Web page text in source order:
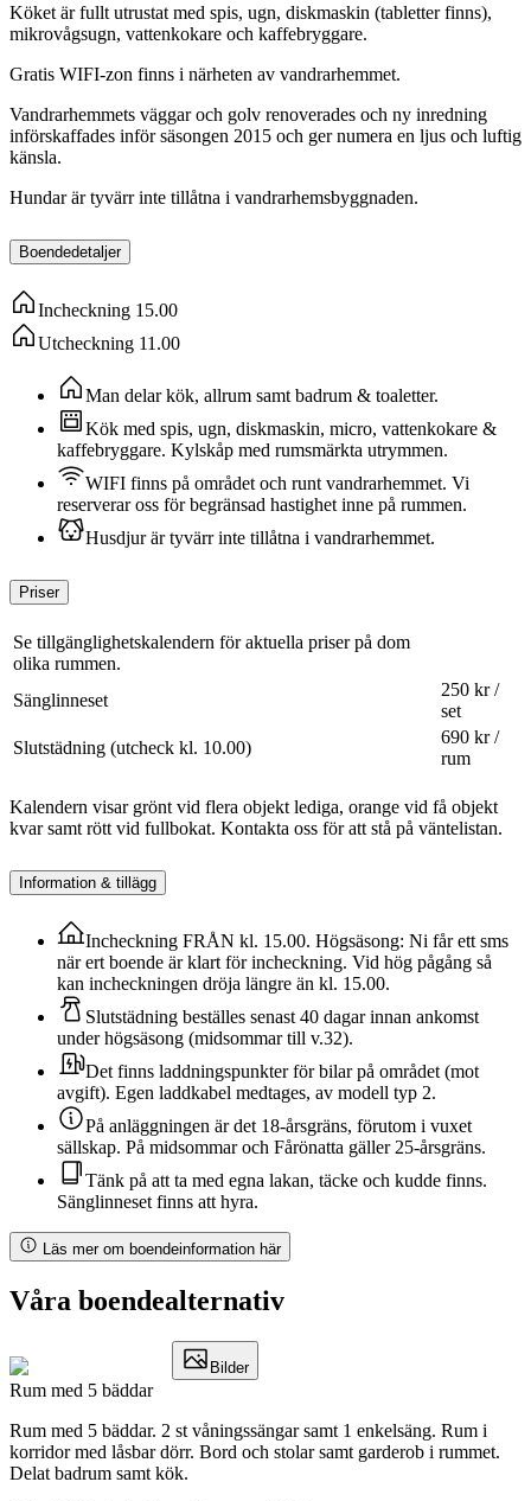
Köket är fullt utrustat med spis, ugn, diskmaskin (tabletter finns),
mikrovågsugn, vattenkokare och kaffebryggare.
Gratis WIFI-zon finns i närheten av vandrarhemmet.
Vandrarhemmets väggar och golv renoverades och ny inredning
införskaffades inför säsongen 2015 och ger numera en ljus och luftig
känsla.
Hundar är tyvärr inte tillåtna i vandrarhemsbyggnaden.
Boendedetaljer
Incheckning 15.00
Utcheckning 11.00
Man delar kök, allrum samt badrum & toaletter.
Kök med spis, ugn, diskmaskin, micro, vattenkokare &
kaffebryggare. Kylskåp med rumsmärkta utrymmen.
WIFI finns på området och runt vandrarhemmet. Vi
reserverar oss för begränsad hastighet inne på rummen.
Husdjur är tyvärr inte tillåtna i vandrarhemmet.
Priser
Se tillgänglighetskalendern för aktuella priser på dom
olika rummen.
Sänglinneset
250 kr /
set
Slutstädning (utcheck kl. 10.00)
690 kr /
rum
Kalendern visar grönt vid flera objekt lediga, orange vid få objekt
kvar samt rött vid fullbokat. Kontakta oss för att stå på väntelistan.
Information & tillägg
Incheckning FRÅN kl. 15.00. Högsäsong: Ni får ett sms
när ert boende är klart för incheckning. Vid hög pågång så
kan incheckningen dröja längre än kl. 15.00.
Slutstädning beställes senast 40 dagar innan ankomst
under högsäsong (midsommar till v.32).
Det finns laddningspunkter för bilar på området (mot
avgift). Egen laddkabel medtages, av modell typ 2.
På anläggningen är det 18-årsgräns, förutom i vuxet
sällskap. På midsommar och Fårönatta gäller 25-årsgräns.
Tänk på att ta med egna lakan, täcke och kudde finns.
Sänglinneset finns att hyra.
Läs mer om boendeinformation här
Våra boendealternativ
Bilder
Rum med 5 bäddar
Rum med 5 bäddar. 2 st våningssängar samt 1 enkelsäng. Rum i
korridor med låsbar dörr. Bord och stolar samt garderob i rummet.
Delat badrum samt kök.